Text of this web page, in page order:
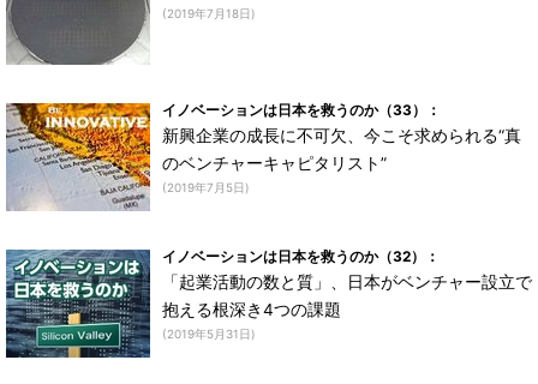
(2019年7月18日)
イノベーションは日本を救うのか（33）：
新興企業の成長に不可欠、今こそ求められる“真
のベンチャーキャピタリスト”
(2019年7月5日)
イノベーションは日本を救うのか（32）：
「起業活動の数と質」、日本がベンチャー設立で
抱える根深き4つの課題
(2019年5月31日)